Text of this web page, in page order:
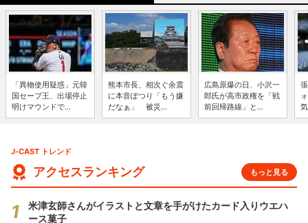
「異物使用疑惑」元韓
国セーブ王、出場停止
明けマウンドで...
熊本市長、相次ぐ余震
に本音ぽつり「もう嫌
だなぁ」 被災...
広島原爆の日、小沢一
郎氏が高市政権を「戦
前回帰路線」と...
J-CAST トレンド
アクセスランキング もっと見る
米津玄師さんがイラストと文章を手がけたカード入りウエハ
ース菓子